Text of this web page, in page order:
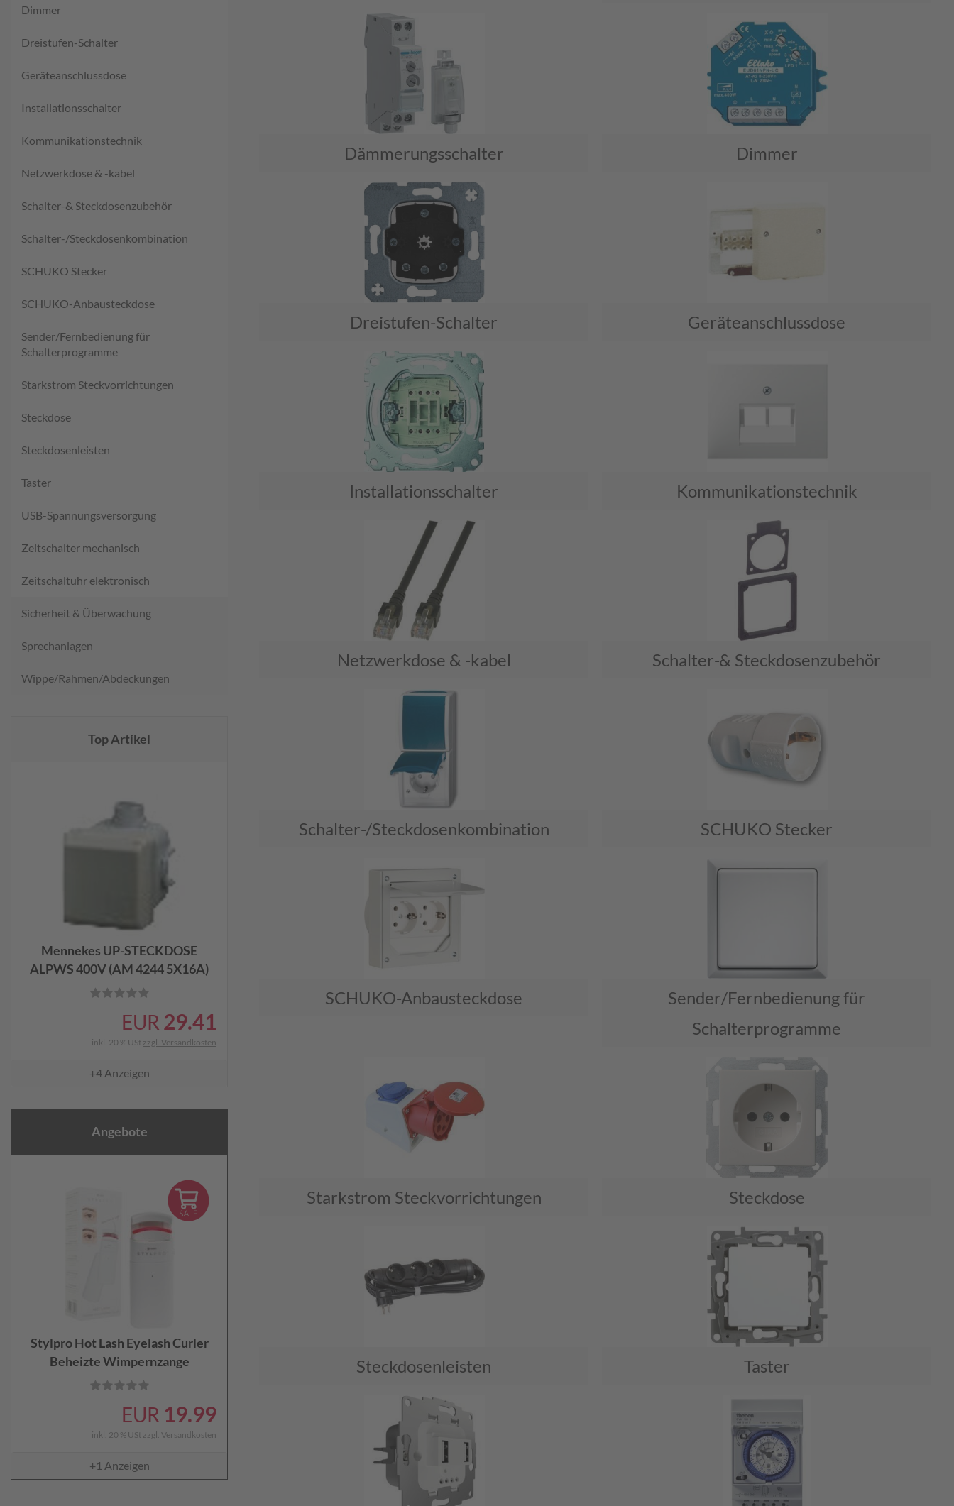
Dimmer
Dreistufen-Schalter
Geräteanschlussdose
Installationsschalter
Kommunikationstechnik
Netzwerkdose & -kabel
Schalter-& Steckdosenzubehör
Schalter-/Steckdosenkombination
SCHUKO Stecker
SCHUKO-Anbausteckdose
Sender/Fernbedienung für
Schalterprogramme
Starkstrom Steckvorrichtungen
Steckdose
Steckdosenleisten
Taster
USB-Spannungsversorgung
Zeitschalter mechanisch
Zeitschaltuhr elektronisch
Sicherheit & Überwachung
Sprechanlagen
Wippe/Rahmen/Abdeckungen
Top Artikel
Mennekes UP-STECKDOSE
ALPWS 400V (AM 4244 5X16A)
EUR 29.41
inkl. 20 % USt zzgl. Versandkosten
+4Anzeigen
Angebote
Stylpro Hot Lash Eyelash Curler
Beheizte Wimpernzange
EUR 19.99
inkl. 20 % USt zzgl. Versandkosten
+1 Anzeigen
Dämmerungsschalter Dimmer
Dreistufen-Schalter Geräteanschlussdose
Installationsschalter Kommunikationstechnik
Netzwerkdose & -kabel Schalter-& Steckdosenzubehör
Schalter-/Steckdosenkombination SCHUKO Stecker
SCHUKO-Anbausteckdose
Sender/Fernbedienung für
Schalterprogramme
Starkstrom Steckvorrichtungen Steckdose
Steckdosenleisten Taster